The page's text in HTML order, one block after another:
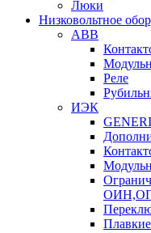
Люки
Низковольтное
ABB
Реле
ИЭК